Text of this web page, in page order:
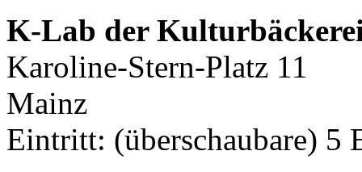
K-Lab der
Karoline-Stern-Platz 11
Mainz
Eintritt: (überschaubare)